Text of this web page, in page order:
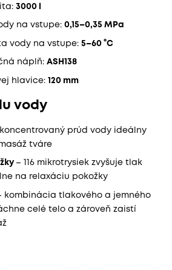
3000 l
na vstupe: 0,15–0,35 MPa
vody na vstupe: 5–60 °C
náplň: ASH138
hlavice: 120 mm
vody
prúd vody ideálny
tváre
– 116 mikrotrysiek zvyšuje tlak
na relaxáciu pokožky
kombinácia tlakového a jemného
celé telo a zároveň zaistí